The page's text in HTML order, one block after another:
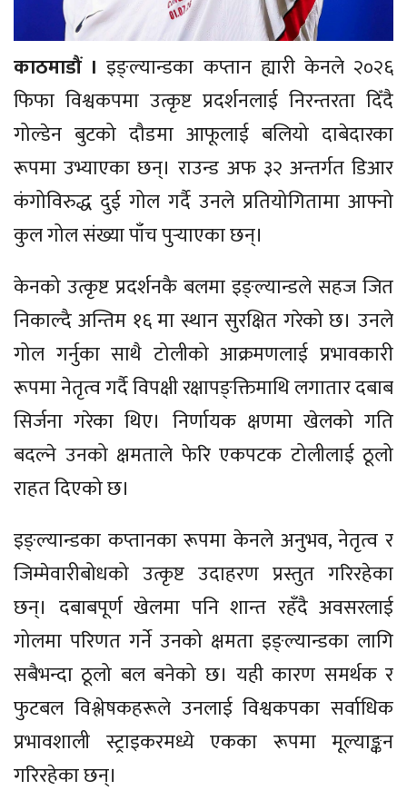
काठमाडौं ।इङ्ल्यान्डका कप्तान ह्यारी केनले २०२६
फिफा विश्वकपमा उत्कृष्ट प्रदर्शनलाई निरन्तरता दिँदै
गोल्डेन बुटको दौडमा आफूलाई बलियो दाबेदारका
रूपमा उभ्याएका छन्। राउन्ड अफ ३२ अन्तर्गत डिआर
कंगोविरुद्ध दुई गोल गर्दै उनले प्रतियोगितामा आफ्नो
कुल गोल संख्या पाँच पुर्‍याएका छन्।
केनको उत्कृष्ट प्रदर्शनकै बलमा इङ्ल्यान्डले सहज जित
निकाल्दै अन्तिम १६ मा स्थान सुरक्षित गरेको छ। उनले
गोल गर्नुका साथै टोलीको आक्रमणलाई प्रभावकारी
रूपमा नेतृत्व गर्दै विपक्षी रक्षापङ्क्तिमाथि लगातार दबाब
सिर्जना गरेका थिए। निर्णायक क्षणमा खेलको गति
बदल्ने उनको क्षमताले फेरि एकपटक टोलीलाई ठूलो
राहत दिएको छ।
इङ्ल्यान्डका कप्तानका रूपमा केनले अनुभव, नेतृत्व र
जिम्मेवारीबोधको उत्कृष्ट उदाहरण प्रस्तुत गरिरहेका
छन्। दबाबपूर्ण खेलमा पनि शान्त रहँदै अवसरलाई
गोलमा परिणत गर्ने उनको क्षमता इङ्ल्यान्डका लागि
सबैभन्दा ठूलो बल बनेको छ। यही कारण समर्थक र
फुटबल विश्लेषकहरूले उनलाई विश्वकपका सर्वाधिक
प्रभावशाली स्ट्राइकरमध्ये एकका रूपमा मूल्याङ्कन
गरिरहेका छन्।